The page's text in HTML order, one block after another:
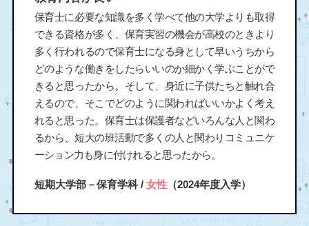
保育士に必要な知識を多く学べて他の大学よりも取得
できる資格が多く、保育実習の機会が高校のときより
多く行われるので保育士になる身として早いうちから
どのような働きをしたらいいのか細かく学ぶことがで
きると思ったから。そして、身近に子供たちと触れ合
えるので、そこでどのように関わればいいかよく考え
れると思った。保育士は保護者などいろんな人と関わ
るから、短大の班活動で多くの人と関わりコミュニケ
ーション力も身に付けれると思ったから。
短期大学部－保育学科 / 女性（2024年度入学）